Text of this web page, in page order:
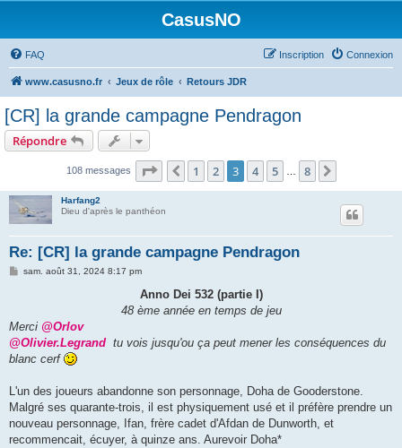
CasusNO
FAQ Connexion
Inscription
www.casusno.fr Jeux de rôle Retours JDR
[CR] la grande campagne Pendragon
Répondre
108 messages Page sur8
Précédent
1 2 3 4 5 8
Harfang2
Dieu d'après le panthéon
Re: [CR] la grande campagne Pendragon
M
g
sam. août 31, 2024 8:17 pm
Anno Dei 532 (partie I)
48 ème année en temps de jeu
Merci @Orlov
@Olivier.Legrand tu vois jusqu'ou ça peut mener les conséquences du
blanc cerf
L'un des joueurs abandonne son personnage, Doha de Gooderstone.
Malgré ses quarante-trois, il est physiquement usé et il préfère prendre un
nouveau personnage, Ifan, frère cadet d'Afdan de Dunworth, et
recommencait, écuyer, à quinze ans. Aurevoir Doha*